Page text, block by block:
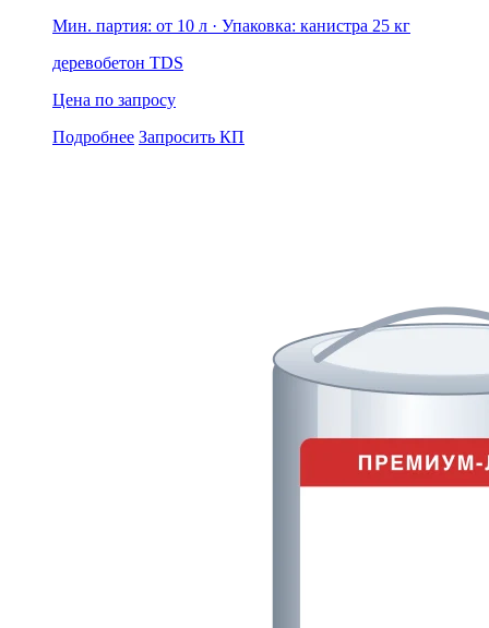
Мин. партия: от 10 л · Упаковка: канистра 25 кг
деревобетон TDS
Цена по запросу
Подробнее Запросить КП